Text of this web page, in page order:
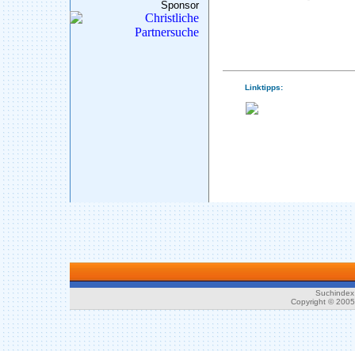
Sponsor
Linktipps:
Copyright ©